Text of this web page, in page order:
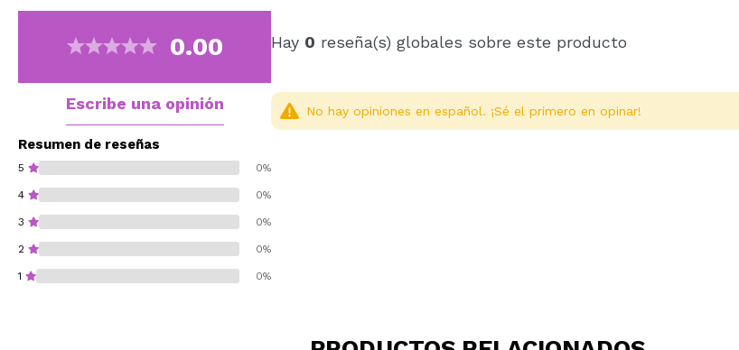
0.00
Escribe una opinión
Resumen de reseñas
5 0%
4 0%
3 0%
2 0%
1 0%
Hay 0 reseña(s) globales sobre este producto
No hay opiniones en español. ¡Sé el primero en opinar!